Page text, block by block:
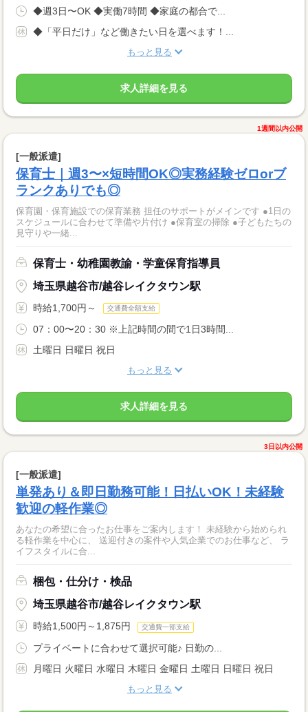
◆週3日〜OK ◆実働7時間 ◆家庭の都合で...
◆「平日だけ」など働きたい日を選べます！...
もっと見る
求人詳細を見る
1週間以内公開
[一般派遣]
保育士｜週3〜×短時間OK◎実務経験ゼロorブ
ランクありでも◎
保育園・保育施設での保育業務 担任のサポートがメインです ●1日の
スケジュールに合わせて準備や片付け ●保育室の掃除 ●子どもたちの
見守りや一緒...
保育士・幼稚園教諭・学童保育指導員
埼玉県越谷市/越谷レイクタウン駅
時給1,700円～ 交通費全額支給
07：00〜20：30 ※上記時間の間で1日3時間...
土曜日 日曜日 祝日
もっと見る
求人詳細を見る
3日以内公開
[一般派遣]
単発あり＆即日勤務可能！日払いOK！未経験
歓迎の軽作業◎
あなたの希望に合ったお仕事をご案内します！ 未経験から始められ
る軽作業を中心に、 送迎付きの案件や人気企業でのお仕事など、 ラ
イフスタイルに合...
梱包・仕分け・検品
埼玉県越谷市/越谷レイクタウン駅
時給1,500円～1,875円 交通費一部支給
プライベートに合わせて選択可能♪ 日勤の...
月曜日 火曜日 水曜日 木曜日 金曜日 土曜日 日曜日 祝日
もっと見る